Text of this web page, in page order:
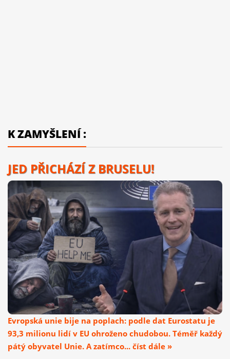
K ZAMYŠLENÍ :
JED PŘICHÁZÍ Z BRUSELU!
Evropská unie bije na poplach: podle dat Eurostatu je
93,3 milionu lidí v EU ohroženo chudobou. Téměř každý
pátý obyvatel Unie. A zatímco... číst dále »